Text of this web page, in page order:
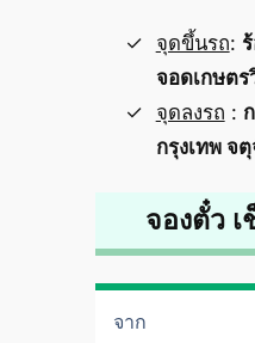
จุดขึ้นรถ:
จอดเกษตร
จุดลงรถ :
กรุงเทพ จ
จองตั๋ว